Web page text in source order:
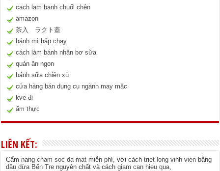
cach lam banh chuốl chên
amazon
茶入 ラクト蓋
bánh mì hấp chay
cách làm bánh nhân bơ sữa
quán ăn ngon
bánh sữa chiên xù
cửa hàng bán dụng cụ ngành may mặc
kve đi
ẩm thực
LIÊN KẾT:
Cẩm nangcham soc da mat miễn phí, với cáchtriet long vinh vien bằng
dầu dừa Bến Tre nguyên chất và cáchgiam can hieu qua